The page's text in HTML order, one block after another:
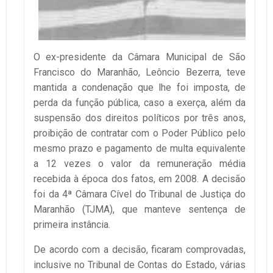
O ex-presidente da Câmara Municipal de São
Francisco do Maranhão, Leôncio Bezerra, teve
mantida a condenação que lhe foi imposta, de
perda da função pública, caso a exerça, além da
suspensão dos direitos políticos por três anos,
proibição de contratar com o Poder Público pelo
mesmo prazo e pagamento de multa equivalente
a 12 vezes o valor da remuneração média
recebida à época dos fatos, em 2008. A decisão
foi da 4ª Câmara Cível do Tribunal de Justiça do
Maranhão (TJMA), que manteve sentença de
primeira instância.
De acordo com a decisão, ficaram comprovadas,
inclusive no Tribunal de Contas do Estado, várias